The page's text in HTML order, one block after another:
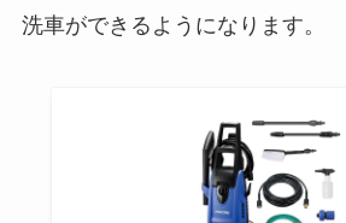
洗車ができるようになります。